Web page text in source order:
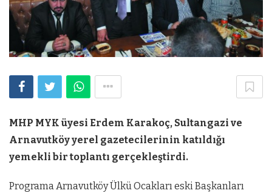
MHP MYK üyesi Erdem Karakoç, Sultangazi ve
Arnavutköy yerel gazetecilerinin katıldığı
yemekli bir toplantı gerçekleştirdi.
Programa Arnavutköy Ülkü Ocakları eski Başkanları